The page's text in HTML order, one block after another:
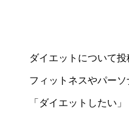
ダイエットについて投
フィットネスやパー
「ダイエットしたい」